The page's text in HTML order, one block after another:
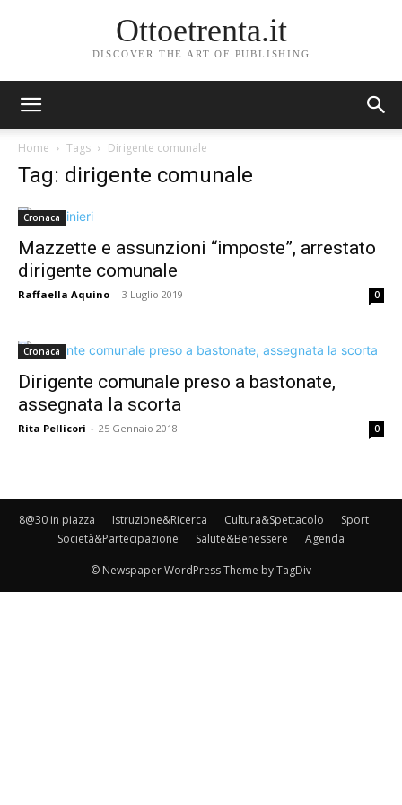
Ottoetrenta.it
DISCOVER THE ART OF PUBLISHING
Home Tags Dirigente comunale
Tag: dirigente comunale
Cronaca
Mazzette e assunzioni “imposte”, arrestato
dirigente comunale
Raffaella Aquino - 3 Luglio 2019 0
Cronaca
Dirigente comunale preso a bastonate,
assegnata la scorta
Rita Pellicori - 25 Gennaio 2018 0
8@30 in piazza Istruzione&Ricerca Cultura&Spettacolo
Sport
Società&Partecipazione
Salute&Benessere Agenda
© Newspaper WordPress Theme by TagDiv